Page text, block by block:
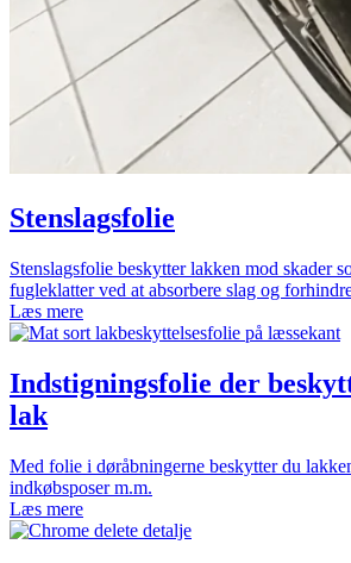
Stenslags­folie
Stenslagsfolie beskytter lakken mod skader
fugleklatter ved at absorbere slag og
Læs mere
Indstignings­folie der
lak
Med folie i døråbningerne beskytter du
indkøbsposer m.m.
Læs mere